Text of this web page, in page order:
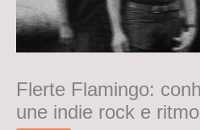
Flerte Flamingo:
une indie rock e